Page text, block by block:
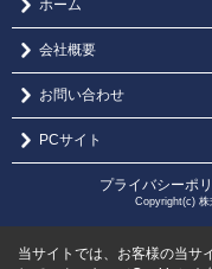
ホーム
会社概要
お問い合わせ
PCサイト
プライバシーポ
Copyright(c) 株
当サイトでは、お客様の当サ